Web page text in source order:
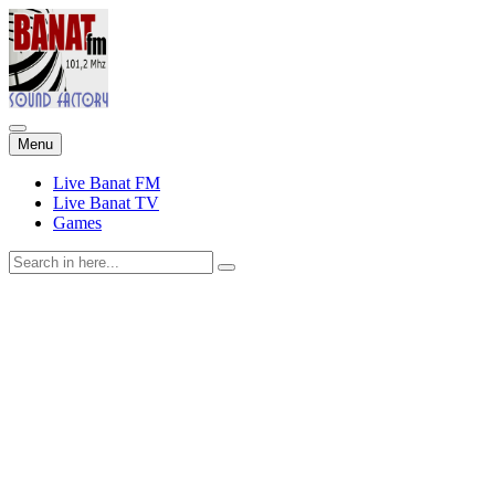
Menu Skip
to
content
Live Banat FM
Live Banat TV
Games
Search
for: